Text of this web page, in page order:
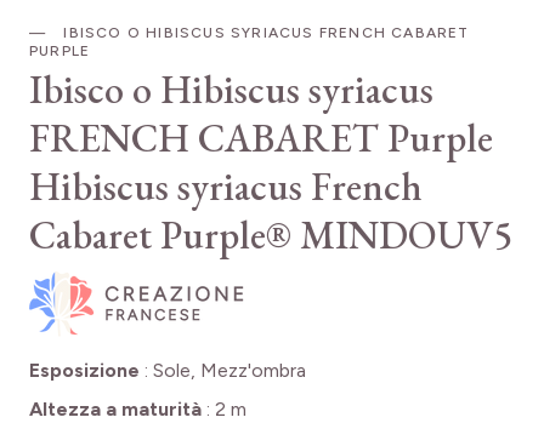
IBISCO O HIBISCUS SYRIACUS FRENCH CABARET
PURPLE
Ibisco o Hibiscus syriacus
FRENCH CABARET Purple
Hibiscus syriacus French
Cabaret Purple® MINDOUV5
Esposizione : Sole, Mezz'ombra
Altezza a maturità : 2 m